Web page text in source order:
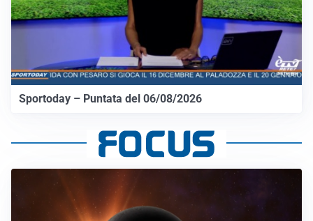
Sportoday – Puntata del 06/08/2026